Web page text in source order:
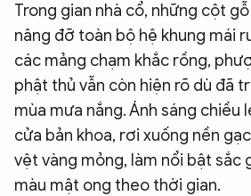
Trong gian nhà cổ, những cột
nâng đỡ toàn bộ hệ khung mái
các mảng chạm khắc rồng,
phật thủ vẫn còn hiện rõ dù đã
mùa mưa nắng. Ánh sáng chiều
cửa bản khoa, rơi xuống nền
vệt vàng mỏng, làm nổi bật sắc
màu mật ong theo thời gian.